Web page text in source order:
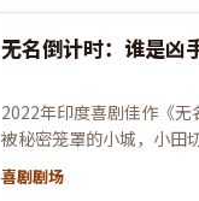
最新
无名倒计时：谁是凶
2022年印度喜剧佳作《
被秘密笼罩的小城，小田
现自己也已身陷局中。
喜剧剧场